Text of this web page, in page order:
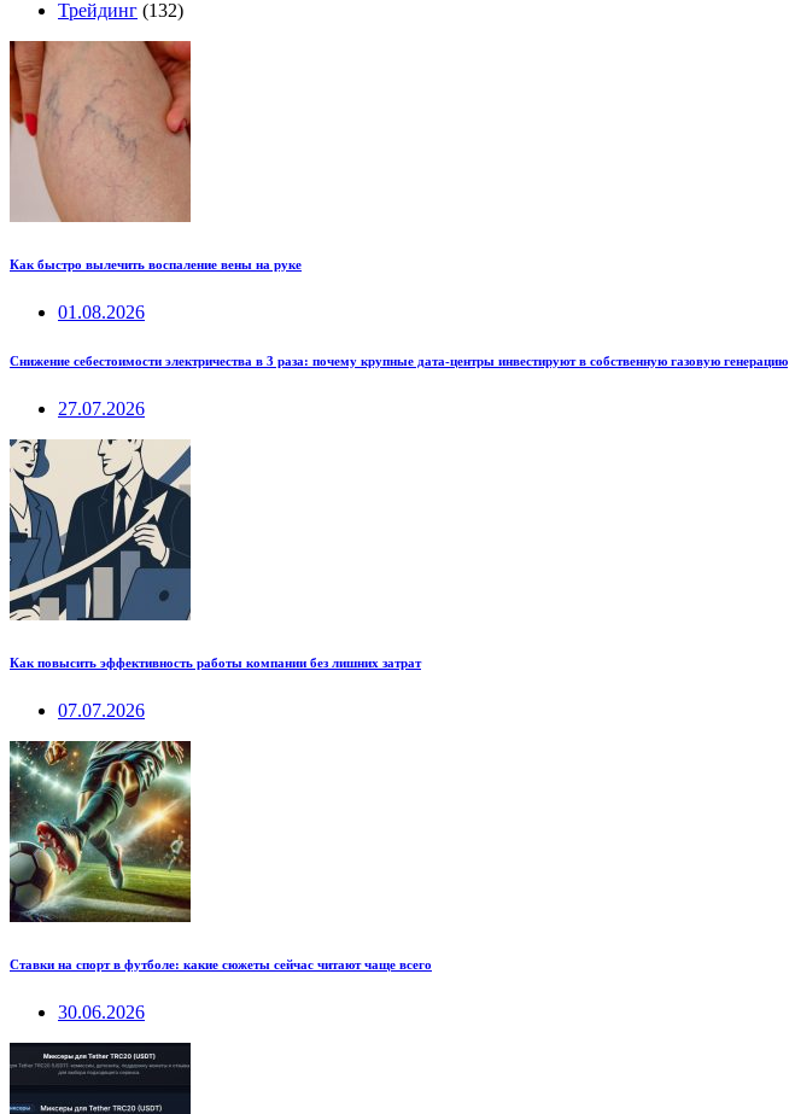
Трейдинг (132)
Как быстро вылечить воспаление вены на руке
01.08.2026
Снижение себестоимости электричества в 3 раза: почему крупные дата-центры инвестируют в собственную газовую генерацию
27.07.2026
Как повысить эффективность работы компании без лишних затрат
07.07.2026
Ставки на спорт в футболе: какие сюжеты сейчас читают чаще всего
30.06.2026